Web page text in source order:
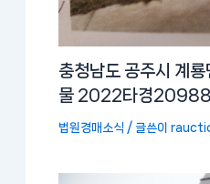
충청남도 공주시 계
물 2022타경20988
법원경매소식 / 글쓴이